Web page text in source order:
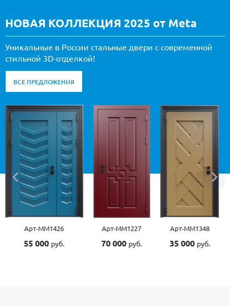
НОВАЯ КОЛЛЕКЦИЯ 2025 от Meta
Уникальные в России стальные двери с современной
стильной 3D-отделкой!
ВСЕ ПРЕДЛОЖЕНИЯ
ММ1426
руб.
Арт-ММ1227
руб.
Арт-ММ1348
35 000 руб. 55